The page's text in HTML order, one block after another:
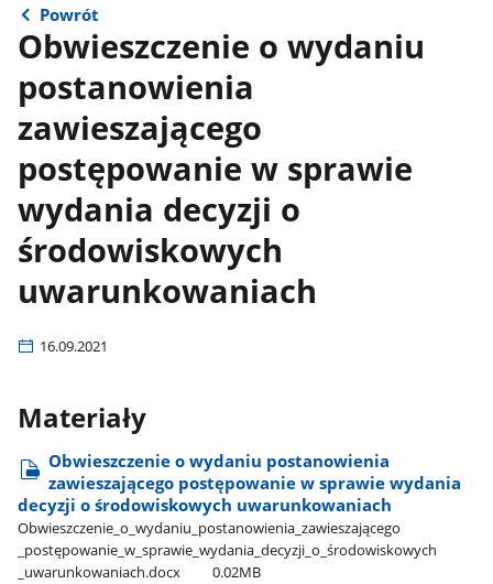
Powrót
Obwieszczenie o wydaniu
postanowienia
zawieszającego
postępowanie w sprawie
wydania decyzji o
środowiskowych
uwarunkowaniach
16.09.2021
Materiały
Obwieszczenie o wydaniu postanowienia
zawieszającego postępowanie w sprawie wydania
decyzji o środowiskowych uwarunkowaniach
Obwieszczenie​_o​_wydaniu​_postanowienia​_zawieszającego​
_postępowanie​_w​_sprawie​_wydania​_decyzji​_o​_środowiskowych​
_uwarunkowaniach.docx
0.02MB